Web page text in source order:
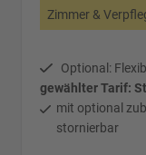
Zimmer &
Optional:
gewählter Tarif:
mit optional
stornierbar